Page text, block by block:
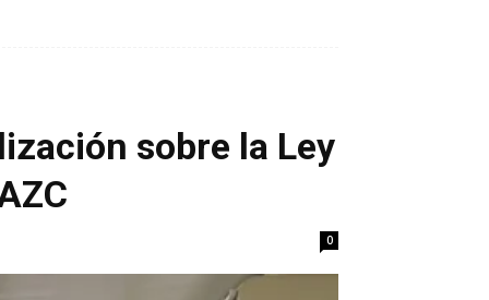
sobre la Ley
0